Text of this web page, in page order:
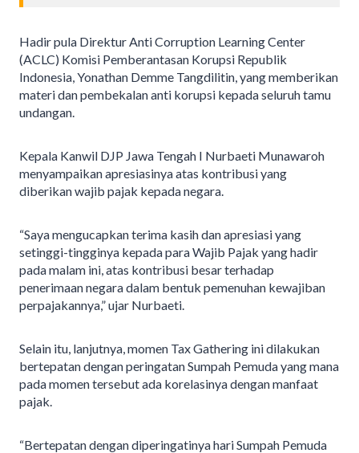
Hadir pula Direktur Anti Corruption Learning Center
(ACLC) Komisi Pemberantasan Korupsi Republik
Indonesia, Yonathan Demme Tangdilitin, yang memberikan
materi dan pembekalan anti korupsi kepada seluruh tamu
undangan.
Kepala Kanwil DJP Jawa Tengah I Nurbaeti Munawaroh
menyampaikan apresiasinya atas kontribusi yang
diberikan wajib pajak kepada negara.
“Saya mengucapkan terima kasih dan apresiasi yang
setinggi-tingginya kepada para Wajib Pajak yang hadir
pada malam ini, atas kontribusi besar terhadap
penerimaan negara dalam bentuk pemenuhan kewajiban
perpajakannya,” ujar Nurbaeti.
Selain itu, lanjutnya, momen Tax Gathering ini dilakukan
bertepatan dengan peringatan Sumpah Pemuda yang mana
pada momen tersebut ada korelasinya dengan manfaat
pajak.
“Bertepatan dengan diperingatinya hari Sumpah Pemuda